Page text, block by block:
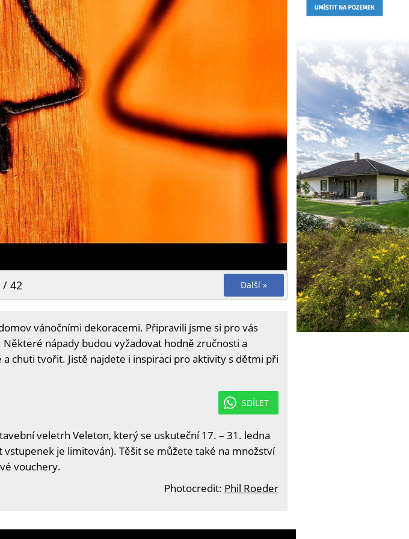
Další »
/ 42
vánočními dekoracemi. Připravili jsme si pro vás
nápady budou vyžadovat hodně zručnosti a
chuti tvořit. Jistě najdete i inspiraci pro aktivity s dětmi při
SDÍLET
veletrh Veleton, který se uskuteční 17. – 31. ledna
vstupenek je limitován). Těšit se můžete také na množství
vouchery.
Photocredit: Phil Roeder